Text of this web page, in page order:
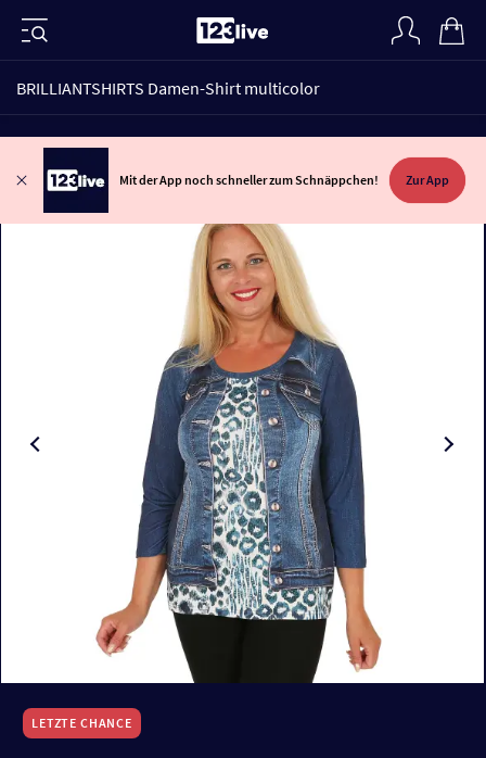
BRILLIANTSHIRTS Damen-Shirt multicolor
Mit der App noch schneller zum Schnäppchen! Zur App
LETZTE CHANCE